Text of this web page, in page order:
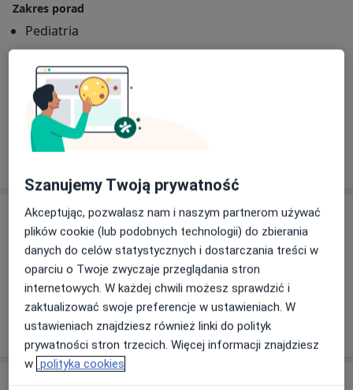
Zakres porad
Pediatria
Alergia Angina
Atopowe zapalenie skóry
Usługi i ceny
Konsultacja pediatryczna
Szczegóły
W jaki sposób ustalane są ceny?
Szanujemy Twoją prywatność
Akceptując, pozwalasz nam i naszym partnerom używać
plików cookie (lub podobnych technologii) do zbierania
danych do celów statystycznych i dostarczania treści w
oparciu o Twoje zwyczaje przeglądania stron
internetowych. W każdej chwili możesz sprawdzić i
zaktualizować swoje preferencje w ustawieniach. W
ustawieniach znajdziesz również linki do polityk
prywatności stron trzecich. Więcej informacji znajdziesz
w polityka cookies